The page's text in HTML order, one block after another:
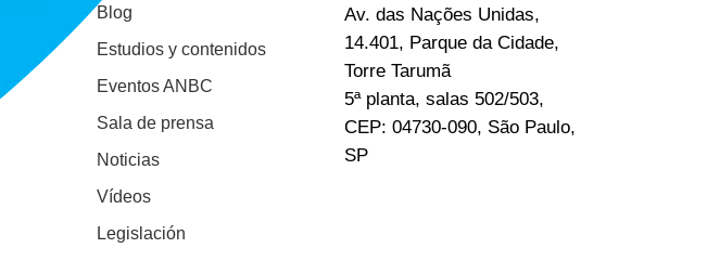
Blog
Estudios y contenidos
Eventos ANBC
Sala de prensa
Noticias
Vídeos
Legislación
Av. das Nações Unidas,
14.401, Parque da Cidade,
Torre Tarumã
5ª planta, salas 502/503,
CEP: 04730-090, São Paulo,
SP